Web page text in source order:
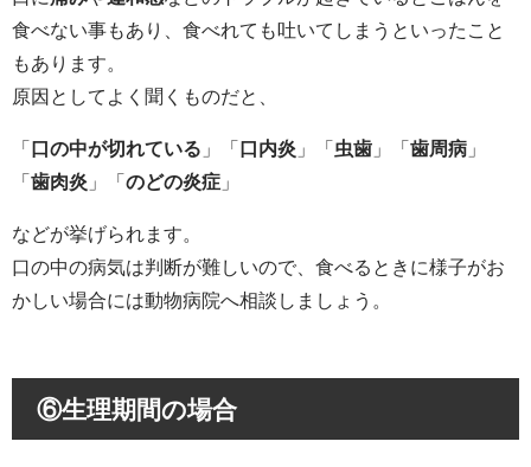
食べない事もあり、食べれても吐いてしまうといったこと
もあります。
原因としてよく聞くものだと、
「口の中が切れている 」「口内炎 」「虫歯 」「歯周病 」
「歯肉炎 」「のどの炎症 」
などが挙げられます。
口の中の病気は判断が難しいので、食べるときに様子がお
かしい場合には動物病院へ相談しましょう。
⑥生理期間の場合